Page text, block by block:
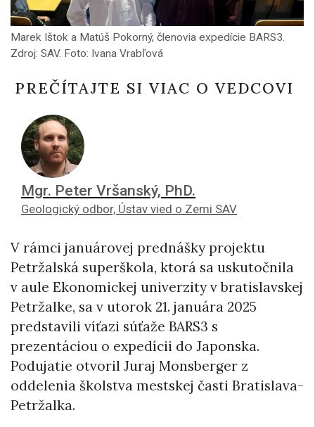
Marek Ištok a Matúš Pokorný, členovia expedície BARS3.
Zdroj: SAV. Foto: Ivana Vrabľová
PREČÍTAJTE SI VIAC O VEDCOVI
Mgr. Peter Vršanský, PhD.
Geologický odbor, Ústav vied o Zemi SAV
V rámci januárovej prednášky projektu
Petržalská superškola, ktorá sa uskutočnila
v aule Ekonomickej univerzity v bratislavskej
Petržalke, sa v utorok 21. januára 2025
predstavili víťazi súťaže BARS3 s
prezentáciou o expedícii do Japonska.
Podujatie otvoril Juraj Monsberger z
oddelenia školstva mestskej časti Bratislava-
Petržalka.